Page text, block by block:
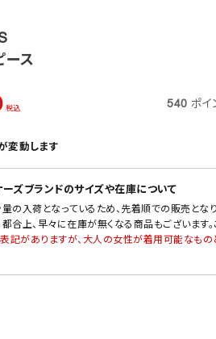
ース
税込 540 ポイ
変動します
ーズブランドのサイズや在庫について
の入荷となっているため、先着順での販売となり
合上、早々に在庫が無くなる商品もございます
表記がありますが、大人の女性が着用可能なもの